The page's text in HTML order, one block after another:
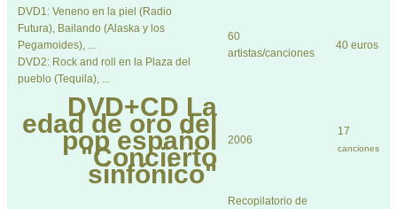
DVD1: Veneno en la piel (Radio
Futura), Bailando (Alaska y los
Pegamoides), ...
DVD2: Rock and roll en la Plaza del
pueblo (Tequila), ...
60
artistas/canciones
40 euros
DVD+CD La
edad de oro del
pop español
"Concierto
sinfónico"
2006
17
canciones
Recopilatorio de